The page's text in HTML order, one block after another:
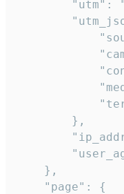
"utm":
        },
    },
    "page": {